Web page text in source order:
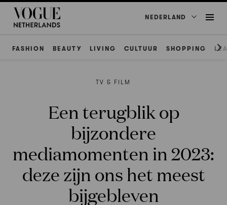
NEDERLAND
FASHION BEAUTY LIVING CULTUUR SHOPPING
TV & FILM
Een terugblik op
bijzondere
mediamomenten in 2023:
deze zijn ons het meest
bijgebleven